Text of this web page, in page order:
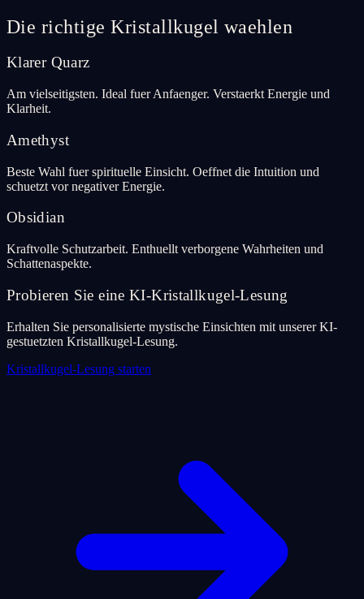
Die richtige Kristallkugel waehlen
Klarer Quarz
Am vielseitigsten. Ideal fuer Anfaenger. Verstaerkt Energie und
Klarheit.
Amethyst
Beste Wahl fuer spirituelle Einsicht. Oeffnet die Intuition und
schuetzt vor negativer Energie.
Obsidian
Kraftvolle Schutzarbeit. Enthuellt verborgene Wahrheiten und
Schattenaspekte.
Probieren Sie eine KI-Kristallkugel-Lesung
Erhalten Sie personalisierte mystische Einsichten mit unserer KI-
gestuetzten Kristallkugel-Lesung.
Kristallkugel-Lesung starten